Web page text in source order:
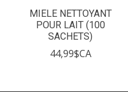
MIELE NETTOYANT
POUR LAIT (100
SACHETS)
44,99$CA